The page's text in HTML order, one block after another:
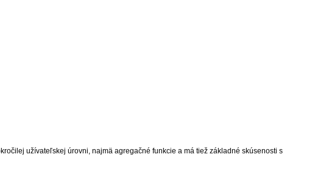
užívateľskej úrovni, najmä agregačné funkcie a má tiež základné skúsenosti s